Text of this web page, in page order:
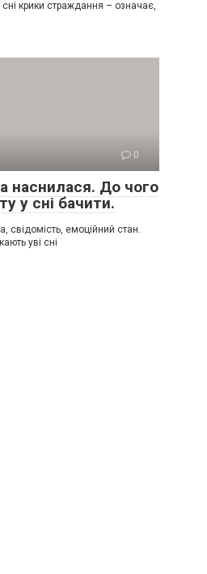
крики страждання – означає,
0
наснилася. До чого
у сні бачити.
свідомість, емоційний стан.
уві сні